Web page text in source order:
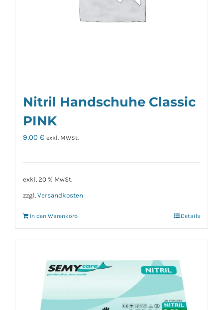
Nitril Handschuhe Classic
PINK
9,00 € exkl. MWSt.
exkl. 20 % MwSt.
zzgl. Versandkosten
In den Warenkorb Details